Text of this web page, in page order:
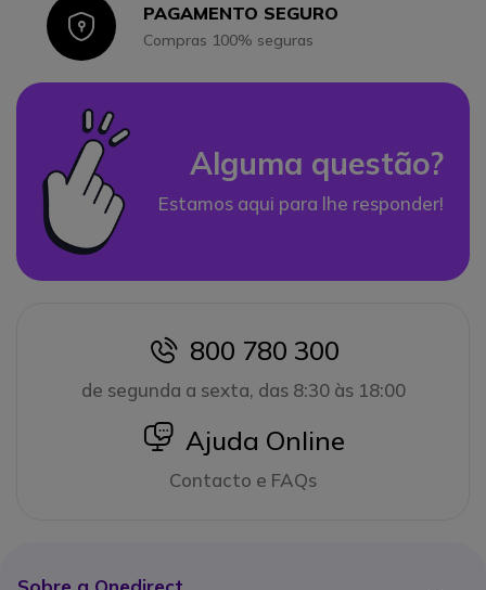
IconPAGAMENTO SEGURO
Compras 100% seguras
Alguma questão?
Estamos aqui para lhe responder!
icon
800 780 300
de segunda a sexta, das 8:30 às 18:00
icon
Ajuda Online
Contacto e FAQs